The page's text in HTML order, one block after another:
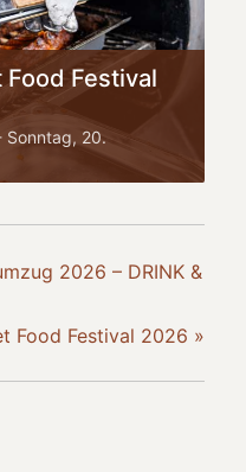
Festival
Sonntag, 20.
2026 – DRINK &
Food Festival 2026 »